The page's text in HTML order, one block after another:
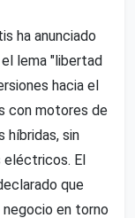
ha anunciado
lema "libertad
hacia el
con motores de
híbridas, sin
El
que
en torno